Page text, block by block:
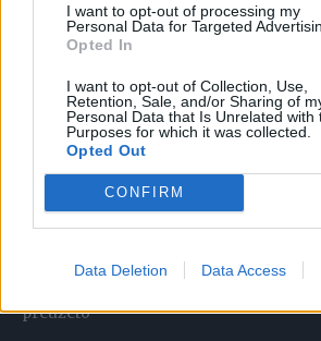
I want to opt-out of processing my
Personal Data for Targeted
Opted In
I want to opt-out of Collection, Use,
Retention, Sale, and/or Sharing of
Personal Data that Is Unrelated with
Purposes for which it was collected.
Opted Out
CONFIRM
Data Deletion Data Access
sediment u tlu podržava i korisne
pridonose boljem zdravlju i rastu biljaka.
Korištenje taloga od kave može biti
za recikliranje otpada iz vaše kuhinje,
prinosa i zdravlja vaših rajčica.
To je jednostavan, ekonomičan i
za postizanje boljih rezultata u vašem
preuzeto